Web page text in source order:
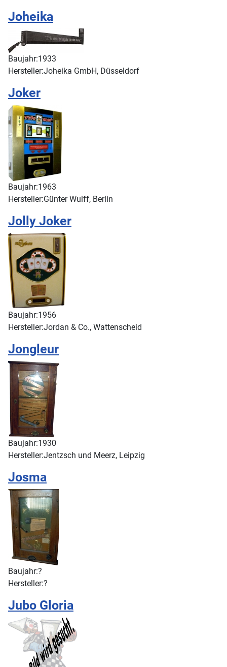
Joheika
Baujahr:1933
Hersteller:Joheika GmbH, Düsseldorf
Joker
Baujahr:1963
Hersteller:Günter Wulff, Berlin
Jolly Joker
Baujahr:1956
Hersteller:Jordan & Co., Wattenscheid
Jongleur
Baujahr:1930
Hersteller:Jentzsch und Meerz, Leipzig
Josma
Baujahr:?
Hersteller:?
Jubo Gloria